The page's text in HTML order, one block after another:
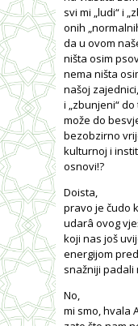
svi mi „ludi“ i
onih
da u ovom
ništa osim
nema ništa
našoj
i „zbunjeni“
može do
bezobzirno
kulturnoj i
osnovi!?
Doista,
pravo je čudo
udarâ ovog
koji nas još
energijom
snažniji padali
No,
mi smo, hvala